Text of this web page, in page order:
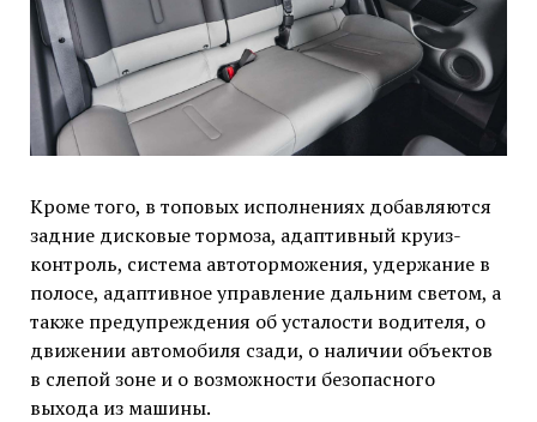
Кроме того, в топовых исполнениях добавляются
задние дисковые тормоза, адаптивный круиз-
контроль, система автоторможения, удержание в
полосе, адаптивное управление дальним светом, а
также предупреждения об усталости водителя, о
движении автомобиля сзади, о наличии объектов
в слепой зоне и о возможности безопасного
выхода из машины.